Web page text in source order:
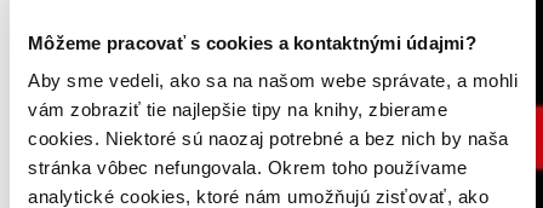
Môžeme pracovať s cookies a kontaktnými údajmi?
Aby sme vedeli, ako sa na našom webe správate, a mohli
vám zobraziť tie najlepšie tipy na knihy, zbierame
cookies. Niektoré sú naozaj potrebné a bez nich by naša
stránka vôbec nefungovala. Okrem toho používame
analytické cookies, ktoré nám umožňujú zisťovať, ako